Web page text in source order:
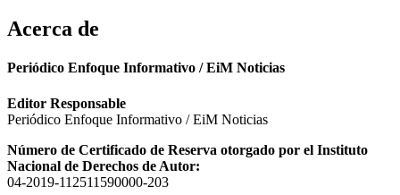
Acerca de
Periódico Enfoque Informativo / EiM Noticias
Editor Responsable
Periódico Enfoque Informativo / EiM Noticias
Número de Certificado de Reserva otorgado por el Instituto
Nacional de Derechos de Autor:
04-2019-112511590000-203